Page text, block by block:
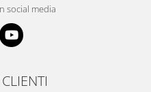
social media